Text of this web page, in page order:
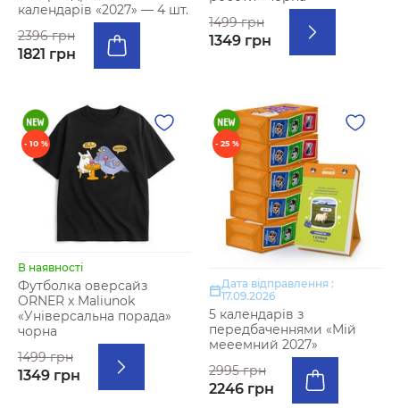
календарів «2027» — 4 шт.
2396 грн
1821 грн
1499 грн
1349 грн
- 10 %
В наявності
Футболка оверсайз
ORNER х Maliunok
«Універсальна порада»
чорна
1499 грн
1349 грн
- 25 %
Дата відправлення :
17.09.2026
5 календарів з
передбаченнями «Мій
мееемний 2027»
2995 грн
2246 грн